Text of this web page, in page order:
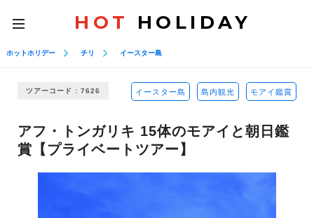
toggle
navigation
HOT HOLIDAY
ホットホリデー チリ イースター島
ツアーコード : 7626 イースター島 島内観光 モアイ鑑賞
アフ・トンガリキ 15体のモアイと朝日鑑
賞【プライベートツアー】